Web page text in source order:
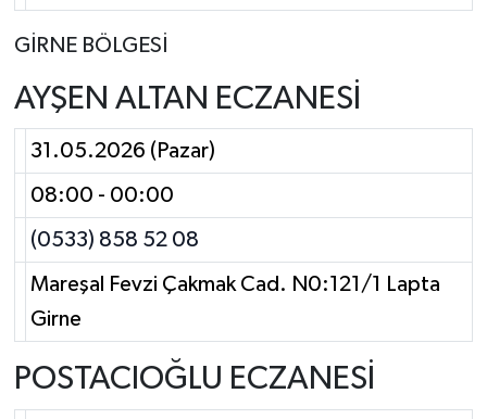
GİRNE BÖLGESİ
AYŞEN ALTAN ECZANESİ
31.05.2026 (Pazar)
08:00 - 00:00
(0533) 858 52 08
Mareşal Fevzi Çakmak Cad. N0:121/1 Lapta
Girne
POSTACIOĞLU ECZANESİ